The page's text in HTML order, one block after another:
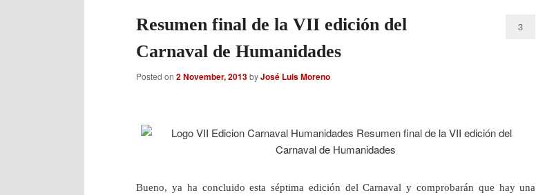
content
content
Resumen final de la VII edición del
Carnaval de Humanidades
Posted on2 November, 2013byJosé Luis Moreno
3
Bueno, ya ha concluido esta séptima edición del Carnaval y comprobarán que hay una